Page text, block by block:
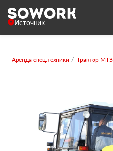
Источник
Аренда спец.техники Трактор МТЗ